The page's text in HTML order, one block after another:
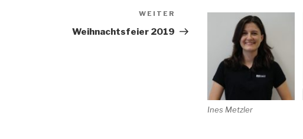
Nächster
Beitrag
WEITER
Weihnachtsfeier 2019
Ines Metzler